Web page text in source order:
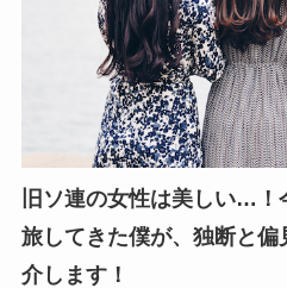
旧ソ連の女性は美しい…
旅してきた僕が、独断と
介します！